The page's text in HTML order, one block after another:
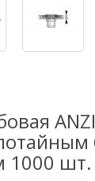
1000 шт.